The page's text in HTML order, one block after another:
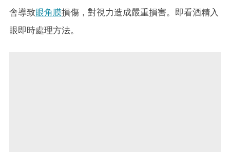
會導致眼角膜損傷，對視力造成嚴重損害。即看酒精入
眼即時處理方法。